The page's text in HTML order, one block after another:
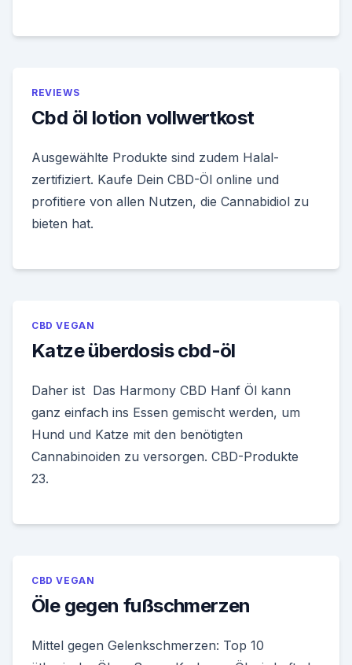
REVIEWS
Cbd öl lotion vollwertkost
Ausgewählte Produkte sind zudem Halal-
zertifiziert. Kaufe Dein CBD-Öl online und
profitiere von allen Nutzen, die Cannabidiol zu
bieten hat.
CBD VEGAN
Katze überdosis cbd-öl
Daher ist Das Harmony CBD Hanf Öl kann
ganz einfach ins Essen gemischt werden, um
Hund und Katze mit den benötigten
Cannabinoiden zu versorgen. CBD-Produkte
23.
CBD VEGAN
Öle gegen fußschmerzen
Mittel gegen Gelenkschmerzen: Top 10